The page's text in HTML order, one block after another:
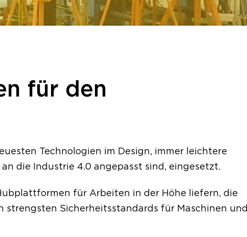
für den
Technologien im Design, immer leichtere
die Industrie 4.0 angepasst sind, eingesetzt.
für Arbeiten in der Höhe liefern, die
strengsten Sicherheitsstandards für Maschinen und